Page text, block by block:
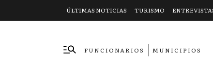
ÚLTIMAS NOTICIAS TURISMO
FUNCIONARIOS
MUNICIPIOS